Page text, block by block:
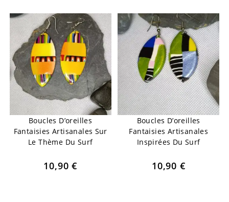
Boucles D’oreilles
Fantaisies Artisanales Sur
Le Thème Du Surf
10,90€
Boucles D’oreilles
Fantaisies Artisanales
Inspirées Du Surf
10,90 €